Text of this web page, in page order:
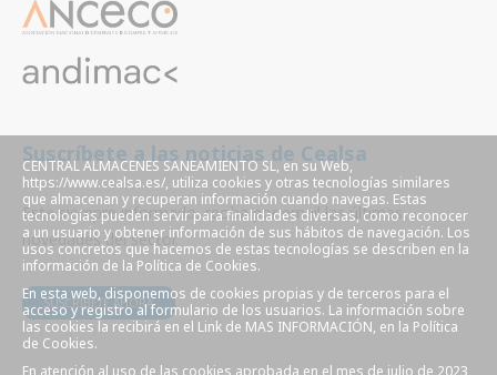
Suscríbete a las noticias de Cealsa
Este siempre informado, reciba por email las últimas
novedades del sector.
SUSCRÍBETE AHORA
CENTRAL ALMACENES SANEAMIENTO SL, en su Web,
https://www.cealsa.es/, utiliza cookies y otras tecnologías similares
que almacenan y recuperan información cuando navegas. Estas
tecnologías pueden servir para finalidades diversas, como reconocer
a un usuario y obtener información de sus hábitos de navegación. Los
usos concretos que hacemos de estas tecnologías se describen en la
información de la Política de Cookies.
En esta web, disponemos de cookies propias y de terceros para el
acceso y registro al formulario de los usuarios. La información sobre
las cookies la recibirá en el Link de MAS INFORMACIÓN, en la Política
de Cookies.
En atención al uso de las cookies aprobada en el mes de julio de 2023,